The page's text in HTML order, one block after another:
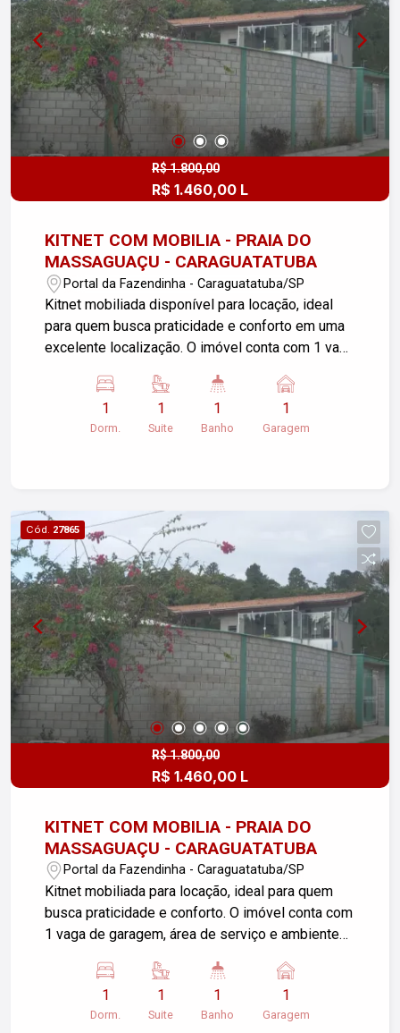
R$ 1.800,00
R$ 1.460,00 L
KITNET COM MOBILIA - PRAIA DO
MASSAGUAÇU - CARAGUATATUBA
Portal da Fazendinha - Caraguatatuba/SP
Kitnet mobiliada disponível para locação, ideal
para quem busca praticidade e conforto em uma
excelente localização. O imóvel conta com 1 vaga
funcional, pronto para morar. Não aceita pets.
Garantia locatícia: Seguro Fiança. Para mais
informações, entre em contato!
1
Dorm.
1
Suite
1
Banho
1
Garagem
Cód. 27865
R$ 1.800,00
R$ 1.460,00 L
KITNET COM MOBILIA - PRAIA DO
MASSAGUAÇU - CARAGUATATUBA
Portal da Fazendinha - Caraguatatuba/SP
Kitnet mobiliada para locação, ideal para quem
busca praticidade e conforto. O imóvel conta com
1 vaga de garagem, área de serviço e ambiente
aceita pets. Garantia locatícia: Seguro fiança.
1
Dorm.
1
Suite
1
Banho
1
Garagem